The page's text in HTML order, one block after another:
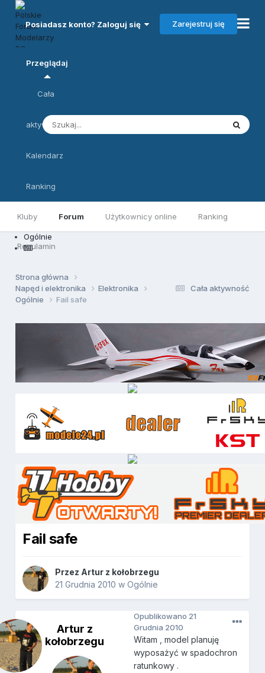
Posiadasz konto? Zaloguj się Zarejestruj się
Przeglądaj
Kluby Forum Użytkownicy online Ranking
Regulamin
Cała
aktywność
Kalendarz
Ranking
Ogólnie
Cała aktywność
Strona główna
Napęd i elektronika
Elektronika
Ogólnie
Fail safe
Fail safe
Przez Artur z kołobrzegu
21 Grudnia 2010 wOgólnie
Artur z
kołobrzegu
Opublikowano 21
Grudnia 2010
Witam , model planuję
wyposażyć w spadochron
ratunkowy .